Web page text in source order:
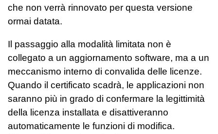
che non verrà rinnovato per questa versione
ormai datata.
Il passaggio alla modalità limitata non è
collegato a un aggiornamento software, ma a un
meccanismo interno di convalida delle licenze.
Quando il certificato scadrà, le applicazioni non
saranno più in grado di confermare la legittimità
della licenza installata e disattiveranno
automaticamente le funzioni di modifica.